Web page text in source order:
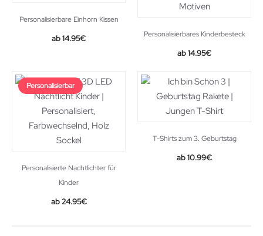
Personalisierbare Einhorn Kissen
14.95€ Personalisierbares Kinderbesteck
14.95€
Personalisierbar
Personalisierte Nachtlichter für
Kinder
24.95€
T-Shirts zum 3. Geburtstag
10.99€